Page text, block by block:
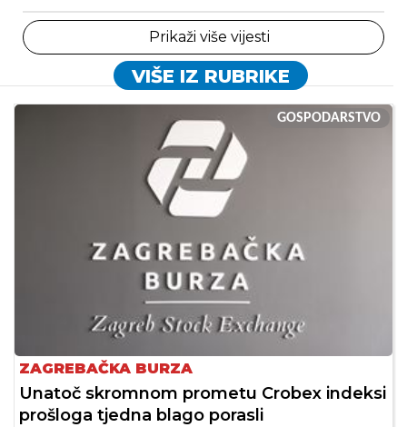
Prikaži više vijesti
VIŠE IZ RUBRIKE
GOSPODARSTVO
ZAGREBAČKA BURZA
Unatoč skromnom prometu Crobex indeksi
prošloga tjedna blago porasli